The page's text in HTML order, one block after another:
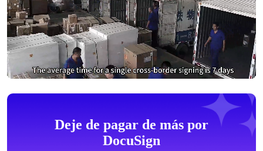
Deje de pagar de más por
DocuSign